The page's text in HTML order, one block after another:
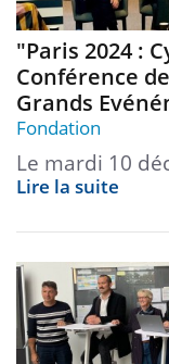
"Paris 2024 :
Conférence
Grands
Fondation
Le mardi 10
Lire la suite